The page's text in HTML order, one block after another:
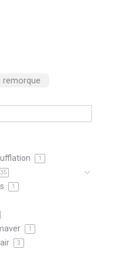
remorque
1
35
1
1
3